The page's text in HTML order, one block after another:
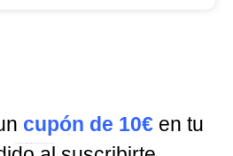
cupón de 10€ en tu